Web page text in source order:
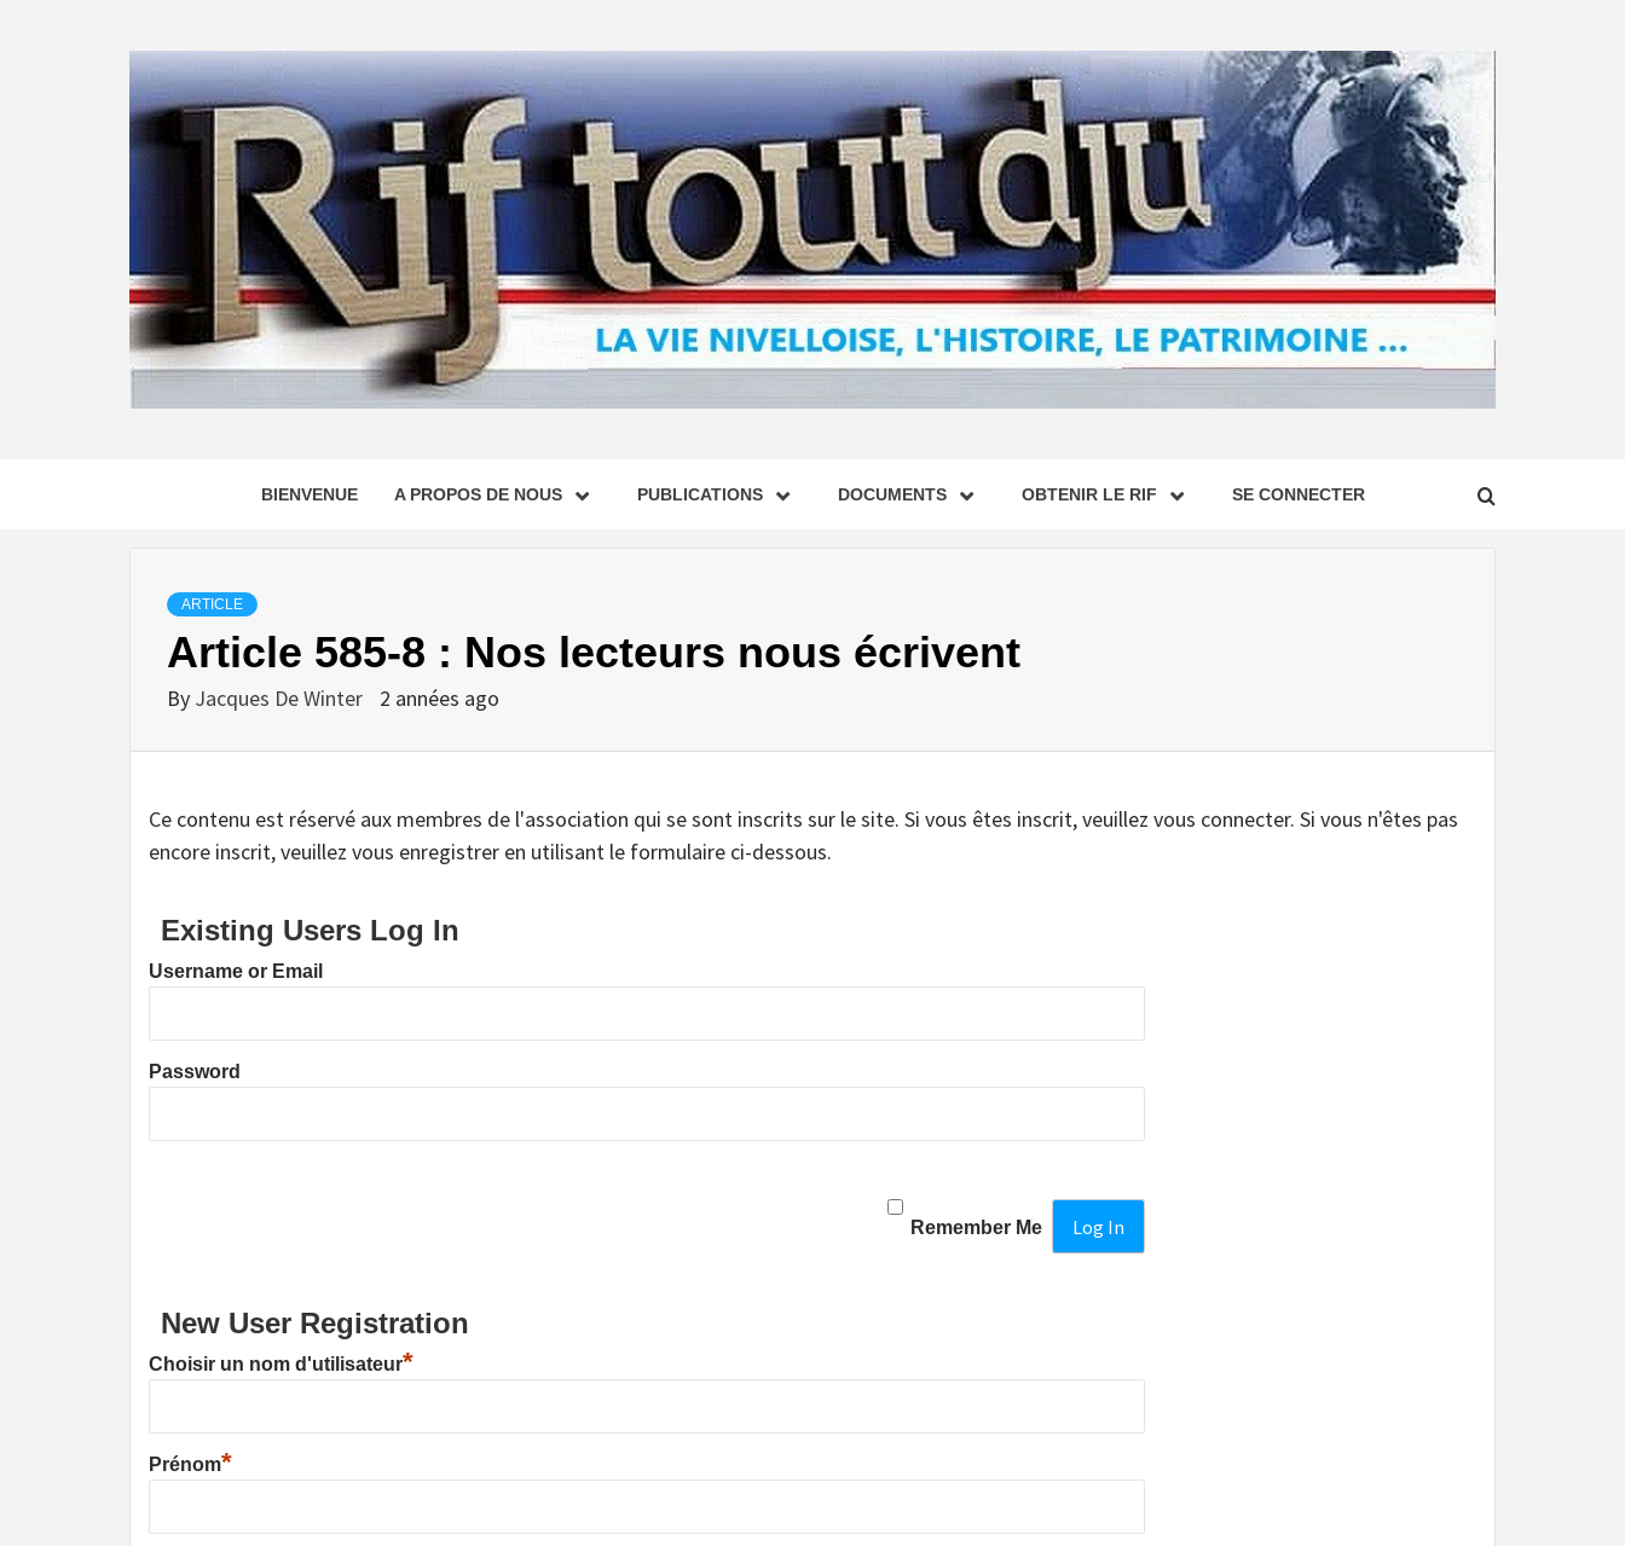
BIENVENUE A PROPOS DE NOUS PUBLICATIONS DOCUMENTS OBTENIR LE RIF SE CONNECTER
ARTICLE
Article 585-8 : Nos lecteurs nous écrivent
By Jacques De Winter 2 années ago
Ce contenu est réservé aux membres de l'association qui se sont inscrits sur le site. Si vous êtes inscrit, veuillez vous connecter. Si vous n'êtes pas
encore inscrit, veuillez vous enregistrer en utilisant le formulaire ci-dessous.
Existing Users Log In
Username or Email
Password
Remember Me
New User Registration
Choisir un nom d'utilisateur*
Prénom*